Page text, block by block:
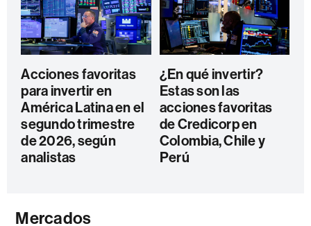
Acciones favoritas
para invertir en
América Latina en el
segundo trimestre
de 2026, según
analistas
¿En qué invertir?
Estas son las
acciones favoritas
de Credicorp en
Colombia, Chile y
Perú
Mercados